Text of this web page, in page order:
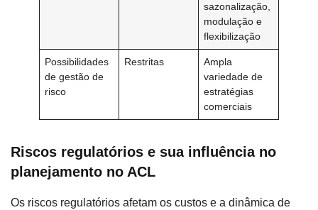
sazonalização,
modulação e
flexibilização
Possibilidades
de gestão de
risco
Restritas
Ampla
variedade de
estratégias
comerciais
Riscos regulatórios e sua influência no
planejamento no ACL
Os riscos regulatórios afetam os custos e a dinâmica de